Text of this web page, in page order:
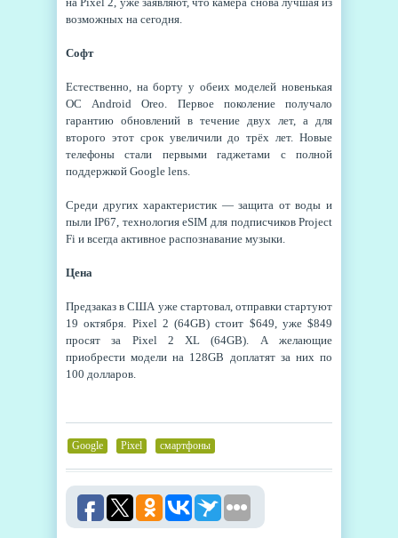
возможных на сегодня.
Софт
Естественно, на борту у обеих моделей новенькая
ОС Android Oreo. Первое поколение получало
гарантию обновлений в течение двух лет, а для
второго этот срок увеличили до трёх лет. Новые
телефоны стали первыми гаджетами с полной
поддержкой Google lens.
Среди других характеристик — защита от воды и
пыли IP67, технология eSIM для подписчиков Project
Fi и всегда активное распознавание музыки.
Цена
Предзаказ в США уже стартовал, отправки стартуют
19 октября. Pixel 2 (64GB) стоит $649, уже $849
просят за Pixel 2 XL (64GB). А желающие
приобрести модели на 128GB доплатят за них по
100 долларов.
Google Pixel смартфоны